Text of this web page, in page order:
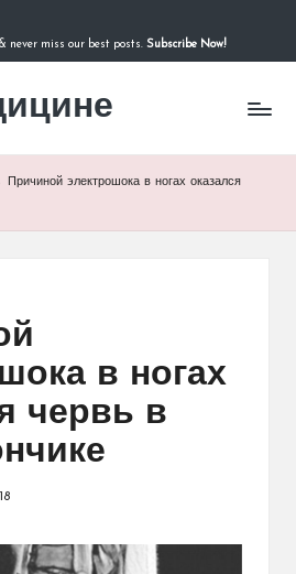
never miss our best posts. Subscribe Now!
Причиной электрошока в ногах оказался
в ногах
червь в